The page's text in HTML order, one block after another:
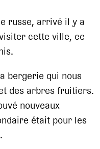
russe, arrivé il y a
cette ville, ce
bergerie qui nous
des arbres fruitiers.
nouveaux
était pour les